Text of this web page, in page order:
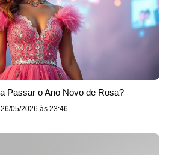
Passar o Ano Novo de Rosa?
26/05/2026 às 23:46